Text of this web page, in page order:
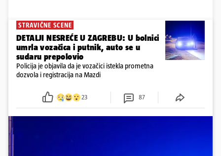
STRAVIČNE SCENE
DETALJI NESREĆE U ZAGREBU: U bolnici
umrla vozačica i putnik, auto se u
sudaru prepolovio
Policija je objavila da je vozačici istekla prometna
dozvola i registracija na Mazdi
23 87